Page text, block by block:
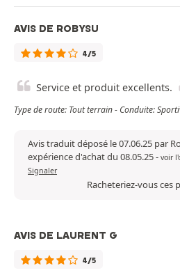
AVIS DE ROBYSU
4/5
Service et produit excellents.
Type de route: Tout terrain - Conduite:
Avis traduit déposé le 07.06.25 par
expérience d'achat du 08.05.25- voir
Signaler
Racheteriez-vous ces
AVIS DE LAURENT G
4/5